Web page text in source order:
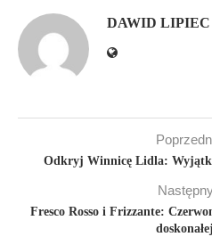
DAWID LIPIEC
Odkryj Winnicę Lidla:
Fresco Rosso i Frizzante: